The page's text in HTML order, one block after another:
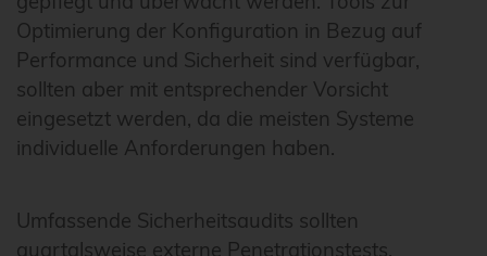
Optimierung der Konfiguration in Bezug auf
Performance und Sicherheit sind verfügbar,
sollten aber mit entsprechender Vorsicht
eingesetzt werden, da die meisten Systeme
individuelle Anforderungen haben.
Umfassende Sicherheitsaudits sollten
quartalsweise externe Penetrationstests,